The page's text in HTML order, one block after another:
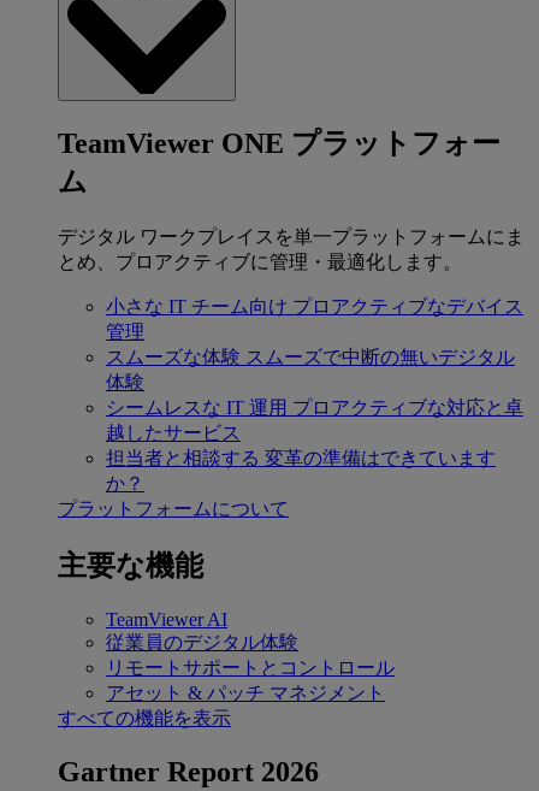
TeamViewer ONE プラットフォー
ム
デジタル ワークプレイスを単一プラットフォームにま
とめ、プロアクティブに管理・最適化します。
小さな IT チーム向け プロアクティブなデバイス
管理
スムーズな体験 スムーズで中断の無いデジタル
体験
シームレスな IT 運用 プロアクティブな対応と卓
越したサービス
担当者と相談する 変革の準備はできています
か？
プラットフォームについて
主要な機能
TeamViewer AI
従業員のデジタル体験
リモートサポートとコントロール
アセット & パッチ マネジメント
すべての機能を表示
Gartner Report 2026